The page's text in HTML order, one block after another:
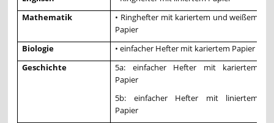
Mathematik
• Ringhefter mit kariertem und weißem
Papier
Biologie
• einfacher Hefter mit kariertem Papier
Geschichte
5a: einfacher Hefter mit kariertem
Papier
5b: einfacher Hefter mit liniertem
Papier